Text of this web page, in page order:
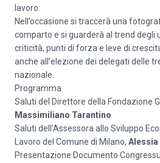
lavoro.
Nell’occasione si traccerà una
comparto e si guarderà al trend degli
criticità, punti di forza e leve di
anche all’elezione dei delegati delle
nazionale.
Programma
Saluti del Direttore della Fondazione
Massimiliano Tarantino
Saluti dell’Assessora allo Sviluppo
Lavoro del Comune di Milano, Alessia
Presentazione Documento